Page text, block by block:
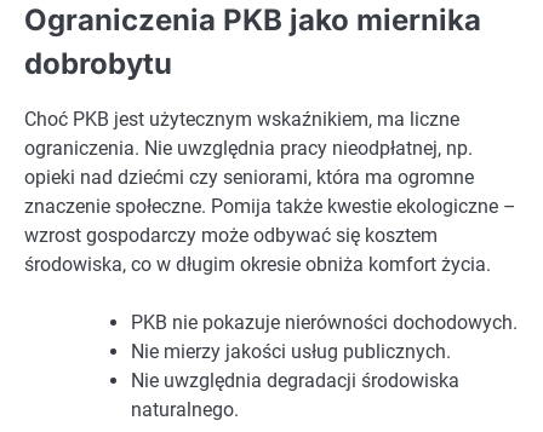
Ograniczenia PKB jako miernika
dobrobytu
Choć PKB jest użytecznym wskaźnikiem, ma liczne
ograniczenia. Nie uwzględnia pracy nieodpłatnej, np.
opieki nad dziećmi czy seniorami, która ma ogromne
znaczenie społeczne. Pomija także kwestie ekologiczne –
wzrost gospodarczy może odbywać się kosztem
środowiska, co w długim okresie obniża komfort życia.
PKB nie pokazuje nierówności dochodowych.
Nie mierzy jakości usług publicznych.
Nie uwzględnia degradacji środowiska
naturalnego.